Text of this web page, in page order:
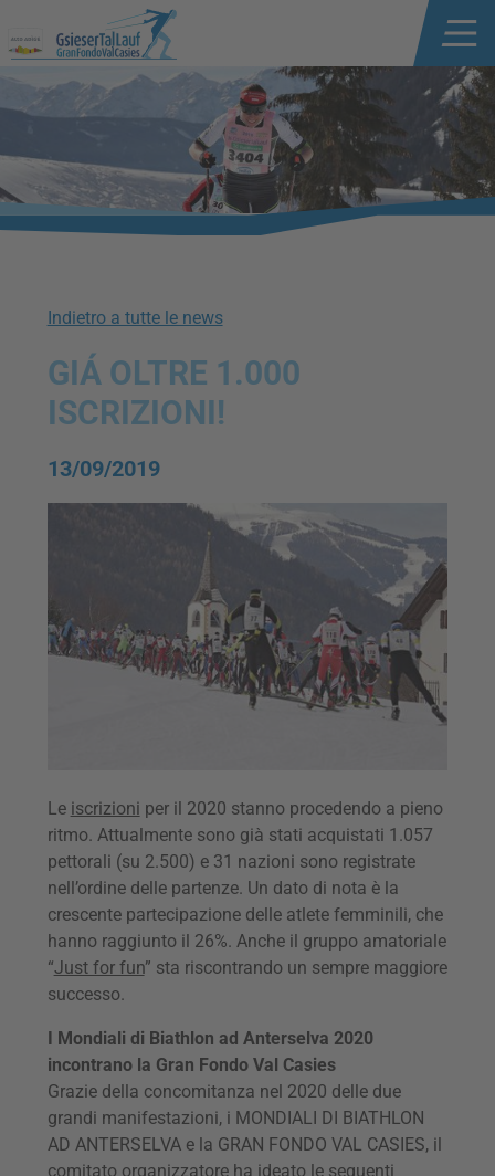
Indietro a tutte le news
GIÁ OLTRE 1.000
ISCRIZIONI!
13/09/2019
Le iscrizioni per il 2020 stanno procedendo a pieno
ritmo. Attualmente sono già stati acquistati 1.057
pettorali (su 2.500) e 31 nazioni sono registrate
nell’ordine delle partenze. Un dato di nota è la
crescente partecipazione delle atlete femminili, che
hanno raggiunto il 26%. Anche il gruppo amatoriale
“Just for fun” sta riscontrando un sempre maggiore
successo.
I Mondiali di Biathlon ad Anterselva 2020
incontrano la Gran Fondo Val Casies
Grazie della concomitanza nel 2020 delle due
grandi manifestazioni, i MONDIALI DI BIATHLON
AD ANTERSELVA e la GRAN FONDO VAL CASIES, il
comitato organizzatore ha ideato le seguenti